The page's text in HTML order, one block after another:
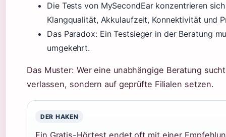
Die Tests von MySecondEar konzentrieren
Klangqualität, Akkulaufzeit, Konnektivität und
Das Paradox: Ein Testsieger in der Beratung
umgekehrt.
Das Muster: Wer eine unabhängige Beratung
verlassen, sondern auf geprüfte Filialen setzen.
DER HAKEN